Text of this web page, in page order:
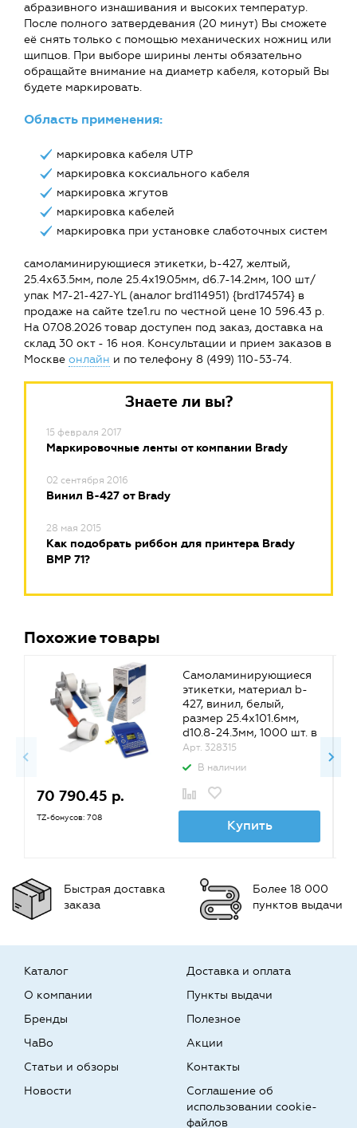
абразивного изнашивания и высоких температур.
После полного затвердевания (20 минут) Вы сможете
её снять только с помощью механических ножниц или
щипцов. При выборе ширины ленты обязательно
обращайте внимание на диаметр кабеля, который Вы
будете маркировать.
Область применения:
маркировка кабеля UTP
маркировка коксиального кабеля
маркировка жгутов
маркировка кабелей
маркировка при установке слаботочных систем
самоламинирующиеся этикетки, b-427, желтый,
25.4х63.5мм, поле 25.4x19.05мм, d6.7-14.2мм, 100 шт/
упак M7-21-427-YL (аналог brd114951) {brd174574} в
продаже на сайте tze1.ru по честной цене 10 596.43 р.
На 07.08.2026 товар доступен под заказ, доставка на
склад 30 окт - 16 ноя. Консультации и прием заказов в
Москве онлайн и по телефону 8 (499) 110-53-74.
Знаете ли вы?
15 февраля 2017
Маркировочные ленты от компании Brady
02 сентября 2016
Винил В-427 от Brady
28 мая 2015
Как подобрать риббон для принтера Brady
BMP 71?
Похожие товары
Самоламинирующиеся
этикетки, материал b-
427, винил, белый,
размер 25.4х101.6мм,
d10.8-24.3мм, 1000 шт. в
упак. BM-23-427
{brd173450}
Арт. 328315
В наличии
70 790.45 р.
TZ-бонусов: 708 Купить
Быстрая доставка
заказа
Более 18 000
пунктов выдачи
Каталог
О компании
Бренды
Доставка и оплата
Пункты выдачи
Полезное
ЧаВо
Статьи и обзоры
Новости
Акции
Контакты
Соглашение об
использовании cookie-
файлов